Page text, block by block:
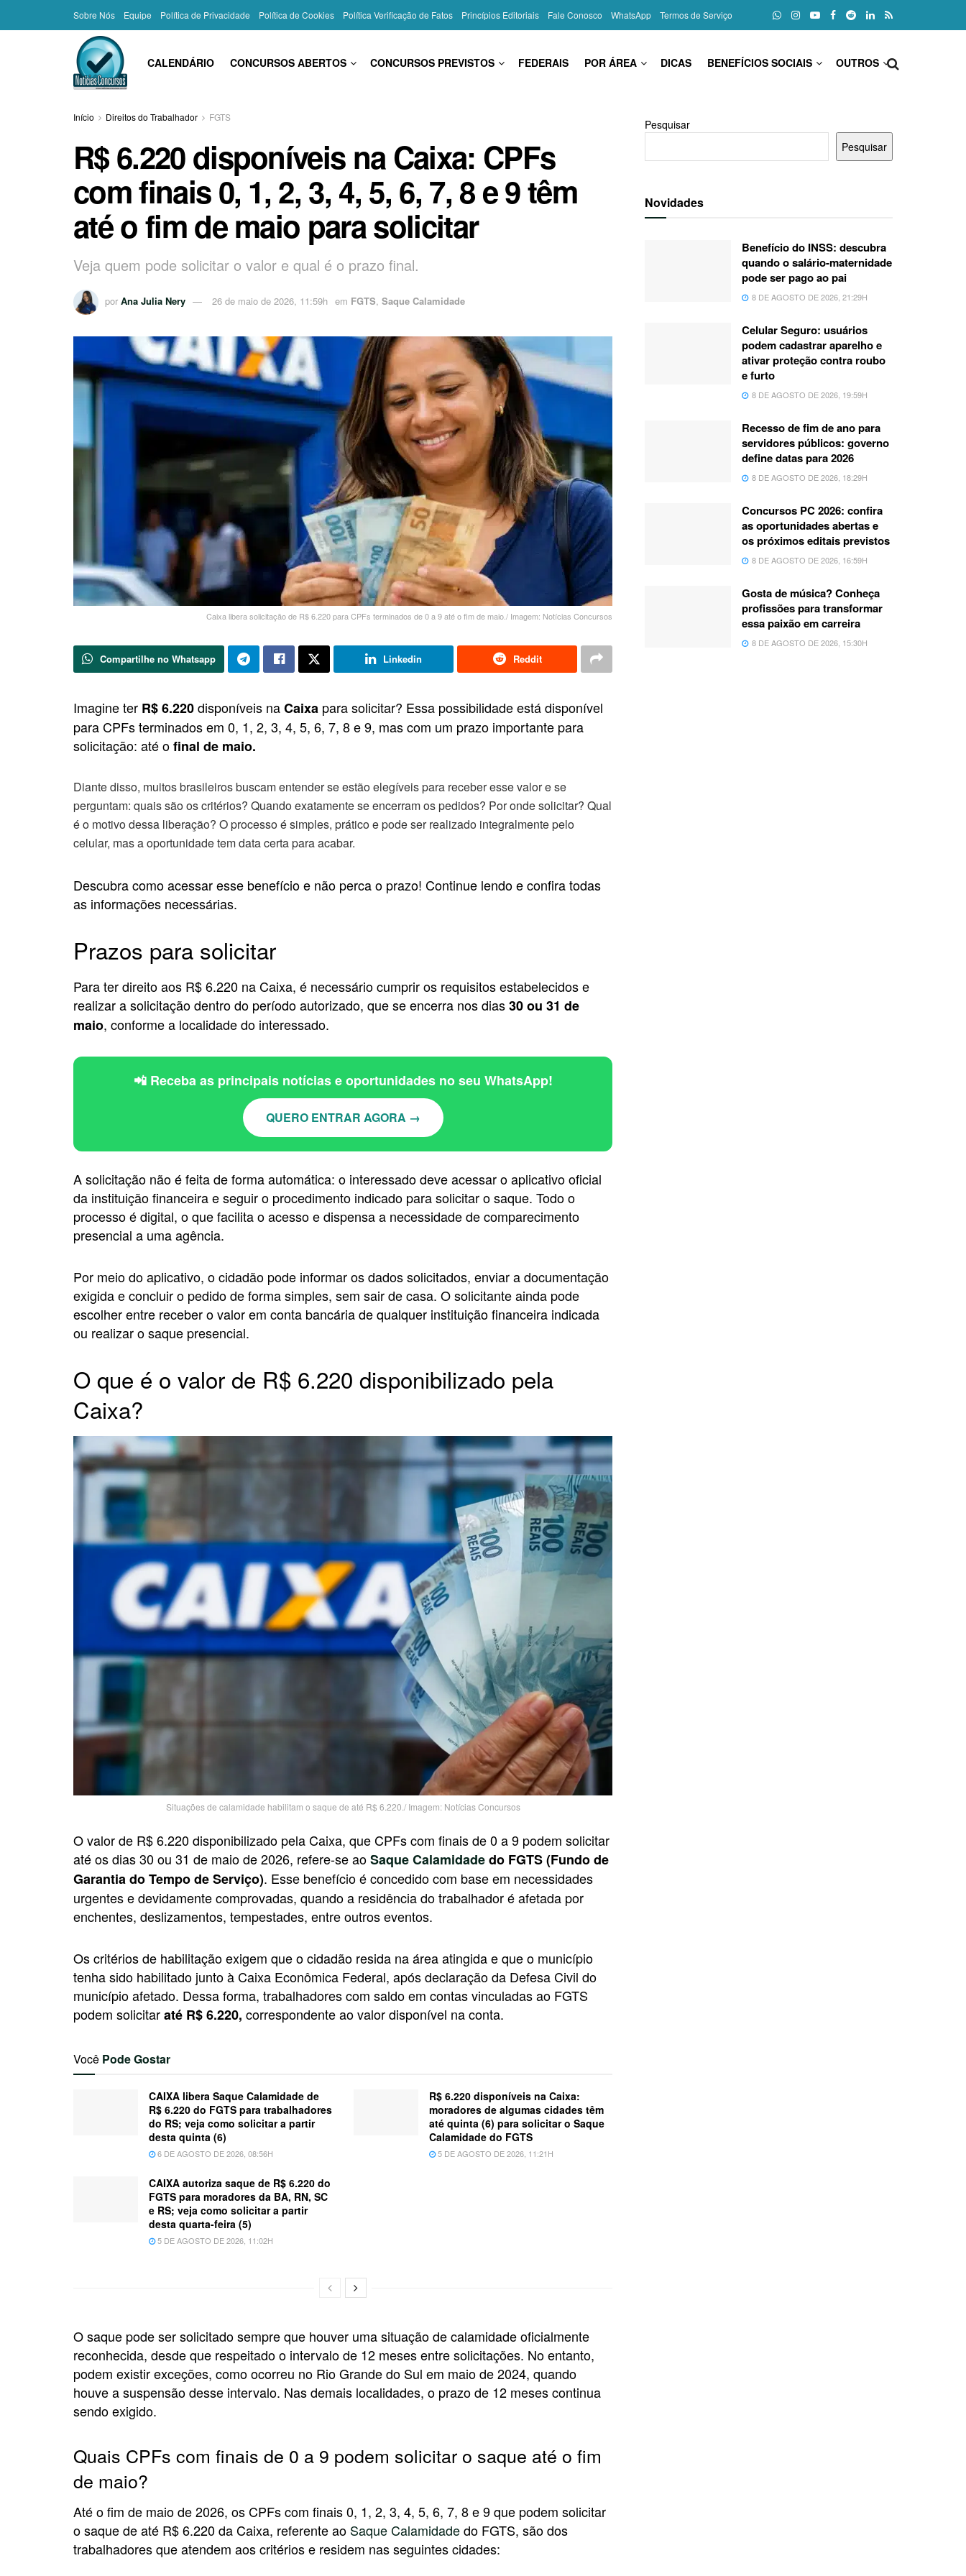
Sobre Nós Equipe Política de Privacidade Política de Cookies Política Verificação de Fatos Princípios Editoriais Fale Conosco WhatsApp Termos de Serviço
CALENDÁRIO CONCURSOS ABERTOS CONCURSOS PREVISTOS FEDERAIS POR ÁREA DICAS BENEFÍCIOS SOCIAIS OUTROS
Início Direitos do Trabalhador FGTS
R$ 6.220 disponíveis na Caixa: CPFs
com finais 0, 1, 2, 3, 4, 5, 6, 7, 8 e 9 têm
até o fim de maio para solicitar
Veja quem pode solicitar o valor e qual é o prazo final.
por Ana Julia Nery 26 de maio de 2026, 11:59h em FGTS, Saque Calamidade
Caixa libera solicitação de R$ 6.220 para CPFs terminados de 0 a 9 até o fim de maio./ Imagem: Notícias Concursos
Compartilhe no Whatsapp Linkedin Reddit
Imagine ter R$ 6.220disponíveis naCaixa para solicitar? Essa possibilidade está disponível
para CPFs terminados em 0, 1, 2, 3, 4, 5, 6, 7, 8 e 9, mas com um prazo importante para
solicitação: até ofinal de maio.
Diante disso, muitos brasileiros buscam entender se estão elegíveis para receber esse valor e se
perguntam: quais são os critérios? Quando exatamente se encerram os pedidos? Por onde solicitar? Qual
é o motivo dessa liberação? O processo é simples, prático e pode ser realizado integralmente pelo
celular, mas a oportunidade tem data certa para acabar.
Descubra como acessar esse benefício e não perca o prazo! Continue lendo e confira todas
as informações necessárias.
Prazos para solicitar
Para ter direito aos R$ 6.220 na Caixa, é necessário cumprir os requisitos estabelecidos e
realizar a solicitação dentro do período autorizado, que se encerra nos dias30 ou 31 de
maio, conforme a localidade do interessado.
📲 Receba as principais notícias e oportunidades no seu WhatsApp!
QUERO ENTRAR AGORA →
A solicitação não é feita de forma automática: o interessado deve acessar o aplicativo oficial
da instituição financeira e seguir o procedimento indicado para solicitar o saque. Todo o
processo é digital, o que facilita o acesso e dispensa a necessidade de comparecimento
presencial a uma agência.
Por meio do aplicativo, o cidadão pode informar os dados solicitados, enviar a documentação
exigida e concluir o pedido de forma simples, sem sair de casa. O solicitante ainda pode
escolher entre receber o valor em conta bancária de qualquer instituição financeira indicada
ou realizar o saque presencial.
O que é o valor de R$ 6.220 disponibilizado pela
Caixa?
Situações de calamidade habilitam o saque de até R$ 6.220./ Imagem: Notícias Concursos
O valor de R$ 6.220 disponibilizado pela Caixa, que CPFs com finais de 0 a 9 podem solicitar
até os dias 30 ou 31 de maio de 2026, refere-se aoSaque Calamidadedo FGTS (Fundo de
Garantia do Tempo de Serviço). Esse benefício é concedido com base em necessidades
urgentes e devidamente comprovadas, quando a residência do trabalhador é afetada por
enchentes, deslizamentos, tempestades, entre outros eventos.
Os critérios de habilitação exigem que o cidadão resida na área atingida e que o município
tenha sido habilitado junto à Caixa Econômica Federal, após declaração da Defesa Civil do
município afetado. Dessa forma, trabalhadores com saldo em contas vinculadas ao FGTS
podem solicitaraté R$ 6.220, correspondente ao valor disponível na conta.
Você Pode Gostar
CAIXA libera Saque Calamidade de
R$ 6.220 do FGTS para trabalhadores
do RS; veja como solicitar a partir
desta quinta (6)
6 DE AGOSTO DE 2026, 08:56H
R$ 6.220 disponíveis na Caixa:
moradores de algumas cidades têm
até quinta (6) para solicitar o Saque
Calamidade do FGTS
5 DE AGOSTO DE 2026, 11:21H
CAIXA autoriza saque de R$ 6.220 do
FGTS para moradores da BA, RN, SC
e RS; veja como solicitar a partir
desta quarta-feira (5)
5 DE AGOSTO DE 2026, 11:02H
O saque pode ser solicitado sempre que houver uma situação de calamidade oficialmente
reconhecida, desde que respeitado o intervalo de 12 meses entre solicitações. No entanto,
podem existir exceções, como ocorreu no Rio Grande do Sul em maio de 2024, quando
houve a suspensão desse intervalo. Nas demais localidades, o prazo de 12 meses continua
sendo exigido.
Quais CPFs com finais de 0 a 9 podem solicitar o saque até o fim
de maio?
Até o fim de maio de 2026, os CPFs com finais 0, 1, 2, 3, 4, 5, 6, 7, 8 e 9 que podem solicitar
o saque de até R$ 6.220 da Caixa, referente ao Saque Calamidadedo FGTS, são dos
trabalhadores que atendem aos critérios e residem nas seguintes cidades:
Pesquisar
Pesquisar
Novidades
Benefício do INSS: descubra
quando o salário-maternidade
pode ser pago ao pai
8 DE AGOSTO DE 2026, 21:29H
Celular Seguro: usuários
podem cadastrar aparelho e
ativar proteção contra roubo
e furto
8 DE AGOSTO DE 2026, 19:59H
Recesso de fim de ano para
servidores públicos: governo
define datas para 2026
8 DE AGOSTO DE 2026, 18:29H
Concursos PC 2026: confira
as oportunidades abertas e
os próximos editais previstos
8 DE AGOSTO DE 2026, 16:59H
Gosta de música? Conheça
profissões para transformar
essa paixão em carreira
8 DE AGOSTO DE 2026, 15:30H